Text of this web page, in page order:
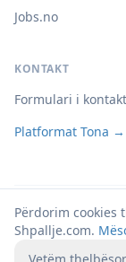
Jobs.no
KONTAKT
Formulari i
Platformat Tona →
© 2026 Shpallje.com
PrivatësiaKushtet
Përdorim cookies
Shpallje.com.